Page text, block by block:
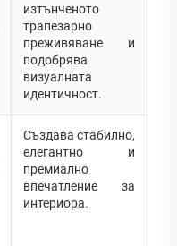
изтънченото
трапезарно
преживяване и
подобрява
визуалната
идентичност.
Създава стабилно,
елегантно и
премиално
впечатление за
интериора.